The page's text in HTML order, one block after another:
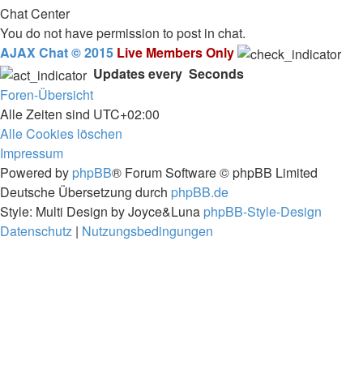
Chat Center
You do not have permission to post in chat.
AJAX Chat © 2015 Live Members Only
Updates every Seconds
Foren-Übersicht
Alle Zeiten sind UTC+02:00
Alle Cookies löschen
Impressum
Powered by phpBB® Forum Software © phpBB Limited
Deutsche Übersetzung durch phpBB.de
Style: Multi Design by Joyce&Luna phpBB-Style-Design
Datenschutz | Nutzungsbedingungen